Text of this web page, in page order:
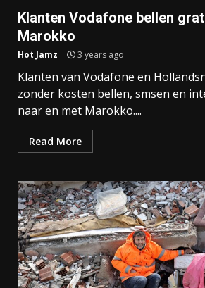
Klanten Vodafone bellen
Marokko
Hot Jamz 3 years ago
Klanten van Vodafone en
zonder kosten bellen, smsen en
naar en met Marokko....
Read More